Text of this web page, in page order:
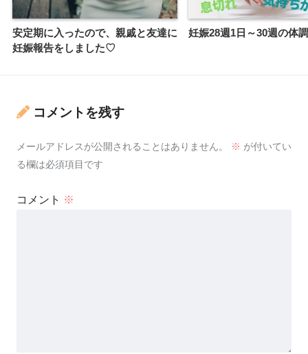
安定期に入ったので、親戚と友達に
妊娠報告をしました♡
妊娠28週1日～30週の体
コメントを残す
メールアドレスが公開されることはありません。 ※ が付いてい
る欄は必須項目です
コメント ※